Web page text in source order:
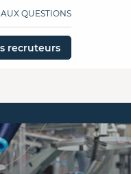
QUESTIONS
recruteurs